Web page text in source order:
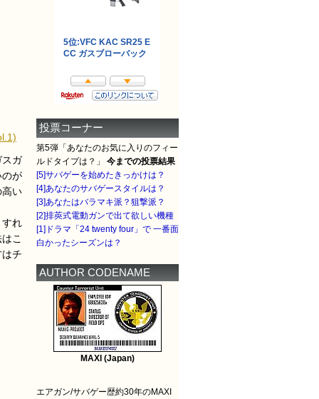
ガ
のが
い
れ
こ
チ
投票コーナー
第5弾「あなたのお気に入りのフィー
ルドタイプは？」 今までの投票結果
[5]サバゲーを始めたきっかけは？
[4]あなたのサバゲースタイルは？
[3]あなたはバラマキ派？狙撃派？
[2]排莢式電動ガンで出て欲しい機種
[1]ドラマ「24 twenty four」で 一番面
白かったシーズンは？
AUTHOR CODENAME
MAXI (Japan)
エアガン/サバゲー歴約30年のMAXI